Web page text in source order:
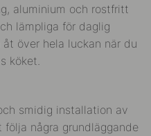
aluminium och rostfritt
lämpliga för daglig
över hela luckan när du
köket.
smidig installation av
några grundläggande